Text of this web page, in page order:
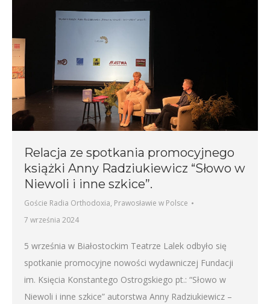
Relacja ze spotkania promocyjnego
książki Anny Radziukiewicz “Słowo w
Niewoli i inne szkice”.
Goście Radia Orthodoxia, Prawosławie w Polsce
7 września 2024
5 września w Białostockim Teatrze Lalek odbyło się
spotkanie promocyjne nowości wydawniczej Fundacji
im. Księcia Konstantego Ostrogskiego pt.: “Słowo w
Niewoli i inne szkice” autorstwa Anny Radziukiewicz –